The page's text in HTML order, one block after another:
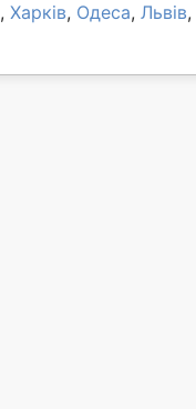
, Харків, Одеса, Львів,